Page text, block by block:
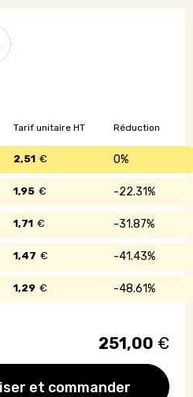
et commander
Réduction
Tarif unitaire HT
0%
2,51 €
22.31%
1,95 €
31.87%
1,71 €
41.43%
1,47 €
48.61%
1,29 €
251,00 €